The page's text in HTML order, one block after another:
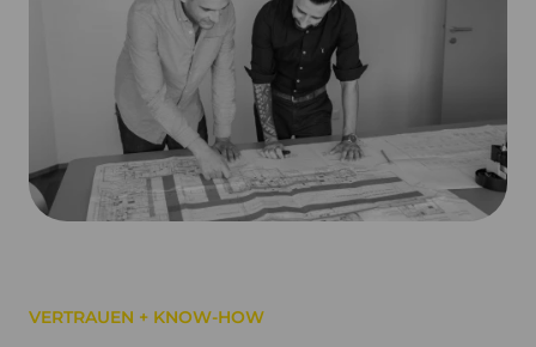
VERTRAUEN + KNOW-HOW